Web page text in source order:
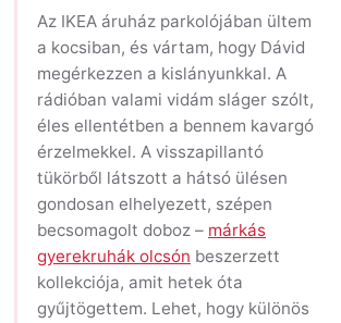
Az IKEA áruház parkolójában ültem
a kocsiban, és vártam, hogy Dávid
megérkezzen a kislányunkkal. A
rádióban valami vidám sláger szólt,
éles ellentétben a bennem kavargó
érzelmekkel. A visszapillantó
tükörből látszott a hátsó ülésen
gondosan elhelyezett, szépen
becsomagolt doboz – márkás
gyerekruhák olcsón beszerzett
kollekciója, amit hetek óta
gyűjtögettem. Lehet, hogy különös